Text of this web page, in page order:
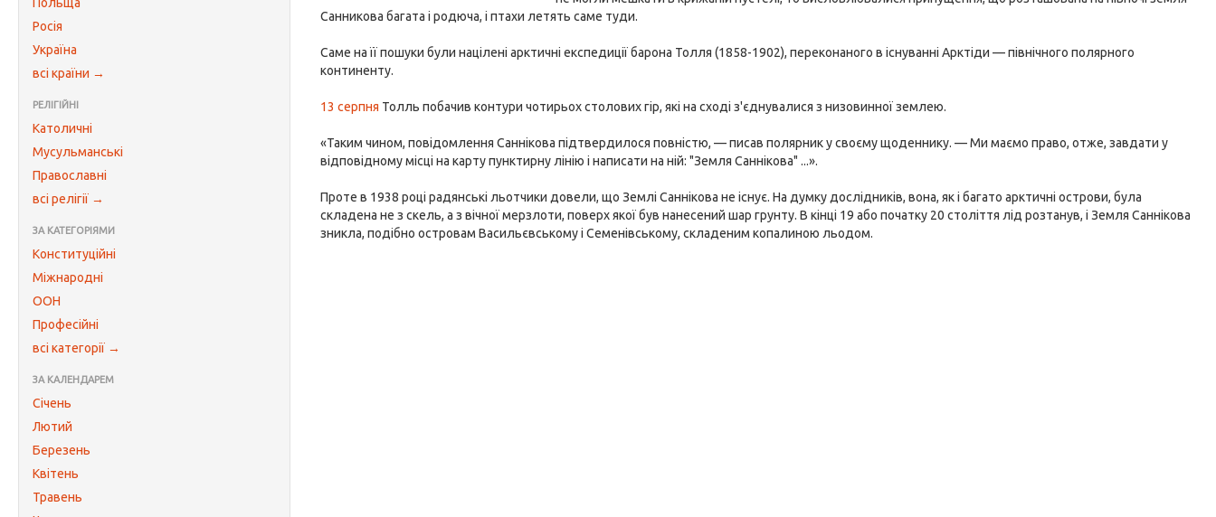
Росія
Україна
всі країни →
РЕЛІГІЙНІ
Католичні
Мусульманські
Православні
всі релігії →
ЗА КАТЕГОРІЯМИ
Конституційні
Міжнародні
ООН
Професійні
всі категорії →
ЗА КАЛЕНДАРЕМ
Січень
Лютий
Березень
Квітень
Травень
Санникова багата і родюча, і птахи летять саме туди.
Саме на її пошуки були націлені арктичні експедиції барона Толля (1858-1902), переконаного в існуванні Арктіди — північного полярного
континенту.
13 серпня Толль побачив контури чотирьох столових гір, які на сході з'єднувалися з низовинної землею.
«Таким чином, повідомлення Саннікова підтвердилося повністю, — писав полярник у своєму щоденнику. — Ми маємо право, отже, завдати у
відповідному місці на карту пунктирну лінію і написати на ній: "Земля Саннікова" ...».
Проте в 1938 році радянські льотчики довели, що Землі Саннікова не існує. На думку дослідників, вона, як і багато арктичні острови, була
складена не з скель, а з вічної мерзлоти, поверх якої був нанесений шар грунту. В кінці 19 або початку 20 століття лід розтанув, і Земля Саннікова
зникла, подібно островам Васильєвському і Семенівському, складеним копалиною льодом.